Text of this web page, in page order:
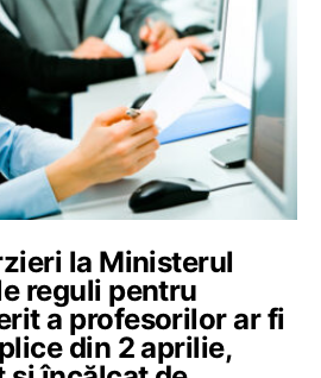
la Ministerul
reguli pentru
a profesorilor ar fi
din 2 aprilie,